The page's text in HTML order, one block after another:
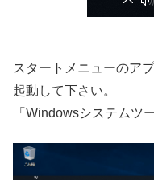
スタートメニューのア
起動して下さい。
「Windowsシステムツ